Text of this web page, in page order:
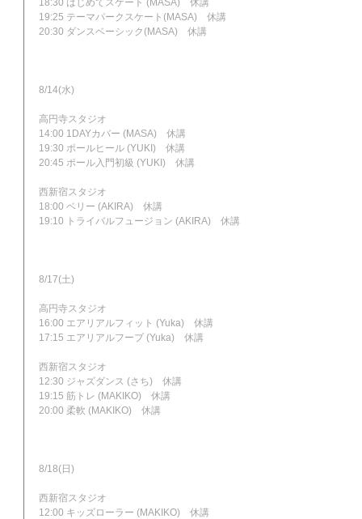
18:30 はじめてスケート (MASA)　休講
19:25 テーマパークスケート(MASA)　休講
20:30 ダンスベーシック(MASA)　休講
8/14(水)
高円寺スタジオ
14:00 1DAYカバー (MASA)　休講
19:30 ポールヒール (YUKI)　休講
20:45 ポール入門初級 (YUKI)　休講
西新宿スタジオ
18:00 ベリー (AKIRA)　休講
19:10 トライバルフュージョン (AKIRA)　休講
8/17(土)
高円寺スタジオ
16:00 エアリアルフィット (Yuka)　休講
17:15 エアリアルフープ (Yuka)　休講
西新宿スタジオ
12:30 ジャズダンス (さち)　休講
19:15 筋トレ (MAKIKO)　休講
20:00 柔軟 (MAKIKO)　休講
8/18(日)
西新宿スタジオ
12:00 キッズローラー (MAKIKO)　休講